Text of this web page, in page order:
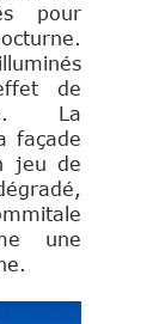
pour
de
La
façade
jeu de
une